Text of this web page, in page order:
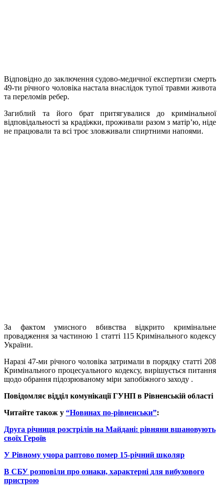
Відповідно до заключення судово-медичної експертизи смерть
49-ти річного чоловіка настала внаслідок тупої травми живота
та переломів ребер.
Загиблий та його брат притягувалися до кримінальної
відповідальності за крадіжки, проживали разом з матір’ю, ніде
не працювали та всі троє зловживали спиртними напоями.
За фактом умисного вбивства відкрито кримінальне
провадження за частиною 1 статті 115 Кримінального кодексу
України.
Наразі 47-ми річного чоловіка затримали в порядку статті 208
Кримінального процесуального кодексу, вирішується питання
щодо обрання підозрюваному міри запобіжного заходу .
Повідомляє відділ комунікаціїГУНП в Рівненській області
Читайте також у “Новинах по-рівненськи”:
Друга річниця розстрілів на Майдані: рівняни вшановують
своїх Героїв
У Рівному учора раптово помер 15-річний школяр
В СБУ розповіли про ознаки, характерні для вибухового
пристрою